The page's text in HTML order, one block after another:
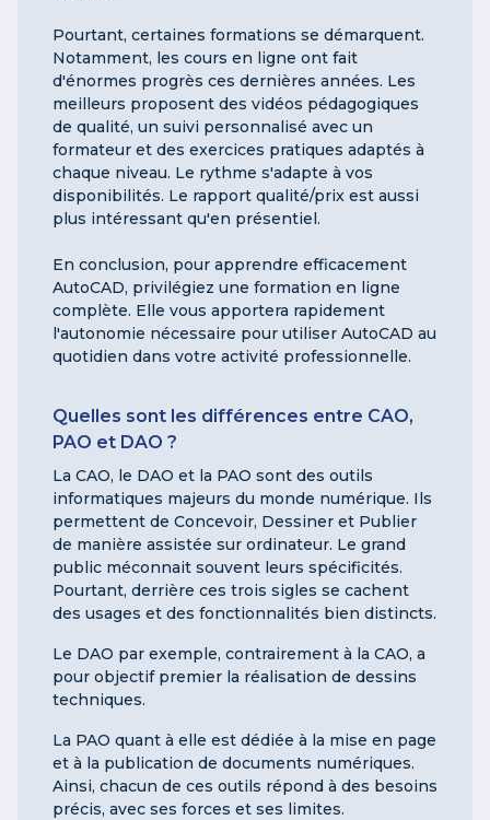
Pourtant, certaines formations se démarquent.
Notamment, les cours en ligne ont fait
d'énormes progrès ces dernières années. Les
meilleurs proposent des vidéos pédagogiques
de qualité, un suivi personnalisé avec un
formateur et des exercices pratiques adaptés à
chaque niveau. Le rythme s'adapte à vos
disponibilités. Le rapport qualité/prix est aussi
plus intéressant qu'en présentiel.
En conclusion, pour apprendre efficacement
AutoCAD, privilégiez une formation en ligne
complète. Elle vous apportera rapidement
l'autonomie nécessaire pour utiliser AutoCAD au
quotidien dans votre activité professionnelle.
Quelles sont les différences entre CAO,
PAO et DAO ?
La CAO, le DAO et la PAO sont des outils
informatiques majeurs du monde numérique. Ils
permettent de Concevoir, Dessiner et Publier
de manière assistée sur ordinateur. Le grand
public méconnait souvent leurs spécificités.
Pourtant, derrière ces trois sigles se cachent
des usages et des fonctionnalités bien distincts.
Le DAO par exemple, contrairement à la CAO, a
pour objectif premier la réalisation de dessins
techniques.
La PAO quant à elle est dédiée à la mise en page
et à la publication de documents numériques.
Ainsi, chacun de ces outils répond à des besoins
précis, avec ses forces et ses limites.